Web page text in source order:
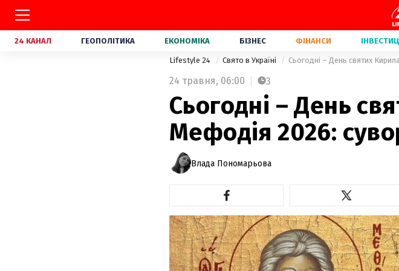
24 КАНАЛ ГЕОПОЛІТИКА ЕКОНОМІКА БІЗНЕС ФІНАНСИ
Lifestyle 24 Свято в Україні Сьогодні – День святих
24 травня, 06:00 3
Сьогодні – День
Мефодія 2026:
Влада Пономарьова